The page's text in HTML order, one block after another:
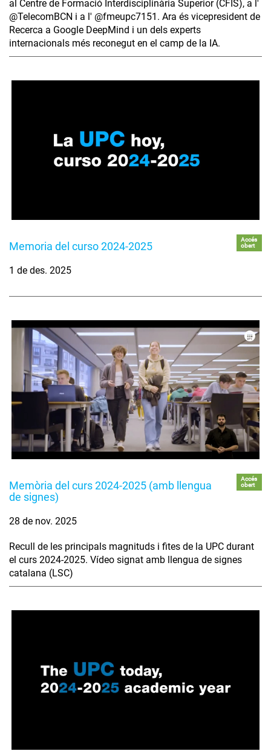
al Centre de Formació Interdisciplinària Superior (CFIS), a l'
‪@TelecomBCN‬ i a l' ‪@fmeupc7151‬. Ara és vicepresident de
Recerca a Google DeepMind i un dels experts
internacionals més reconegut en el camp de la IA.
Memoria del curso 2024-2025
Accés
obert
1 de des. 2025
Memòria del curs 2024-2025 (amb llengua
de signes)
Accés
obert
28 de nov. 2025
Recull de les principals magnituds i fites de la UPC durant
el curs 2024-2025. Vídeo signat amb llengua de signes
catalana (LSC)